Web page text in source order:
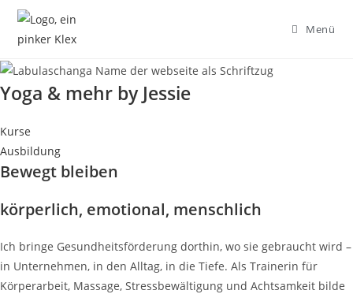
Zum
springen
Menü
Yoga & mehr by Jessie
Kurse
Ausbildung
Bewegt bleiben
körperlich, emotional, menschlich
Ich bringe Gesundheitsförderung dorthin, wo sie gebraucht wird –
in Unternehmen, in den Alltag, in die Tiefe. Als Trainerin für
Körperarbeit, Massage, Stressbewältigung und Achtsamkeit bilde